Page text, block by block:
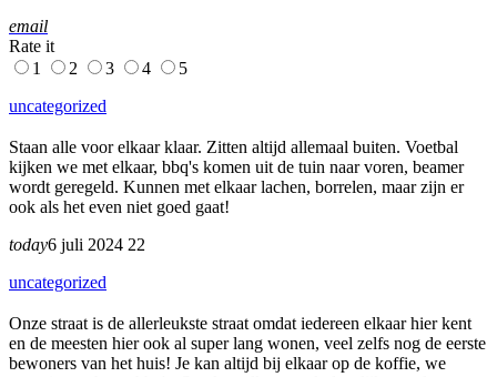
email
Rate it
1
2 3 4
5
uncategorized
Staan alle voor elkaar klaar. Zitten altijd allemaal buiten. Voetbal
kijken we met elkaar, bbq's komen uit de tuin naar voren, beamer
wordt geregeld. Kunnen met elkaar lachen, borrelen, maar zijn er
ook als het even niet goed gaat!
today6 juli 2024 22
uncategorized
Onze straat is de allerleukste straat omdat iedereen elkaar hier kent
en de meesten hier ook al super lang wonen, veel zelfs nog de eerste
bewoners van het huis! Je kan altijd bij elkaar op de koffie, we